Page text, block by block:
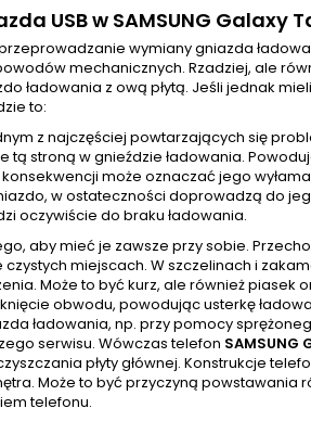
USB w SAMSUNG Galaxy
wymiany gniazda
mechanicznych. Rzadziej, ale
ładowania z ową płytą. Jeśli jednak
to:
z najczęściej powtarzających się
tą stroną w gnieździe ładowania.
może oznaczać jego
w ostateczności doprowadzą do
oczywiście do braku ładowania.
aby mieć je zawsze przy sobie.
miejscach. W szczelinach i
Może to być kurz, ale również piasek
obwodu, powodując usterkę
ładowania, np. przy pomocy
serwisu. Wówczas telefon SAMSUNG
płyty głównej. Konstrukcje
Może to być przyczyną powstawania
telefonu.